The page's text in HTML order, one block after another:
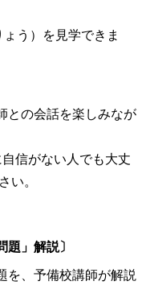
う）を見学できま
との会話を楽しみなが
信がない人でも大丈
い。
」解説〕
を、予備校講師が解説